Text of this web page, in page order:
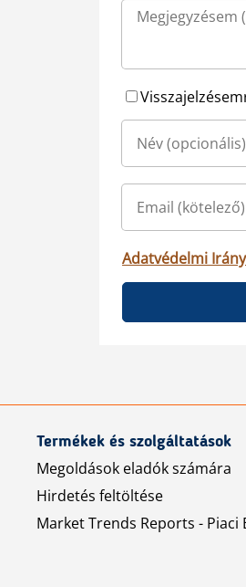
Adatvédelmi
Termékek és szolgáltatások
Megoldások eladók számára
Hirdetés feltöltése
Market Trends Reports - Piaci